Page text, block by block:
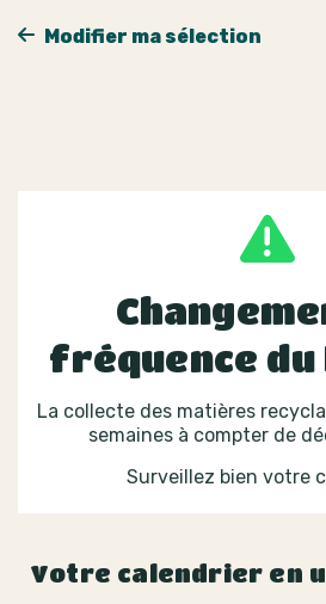
Modifier ma sélection
fréquence du
La collecte des matières
semaines à compter de
Surveillez bien votre
Votre calendrier en